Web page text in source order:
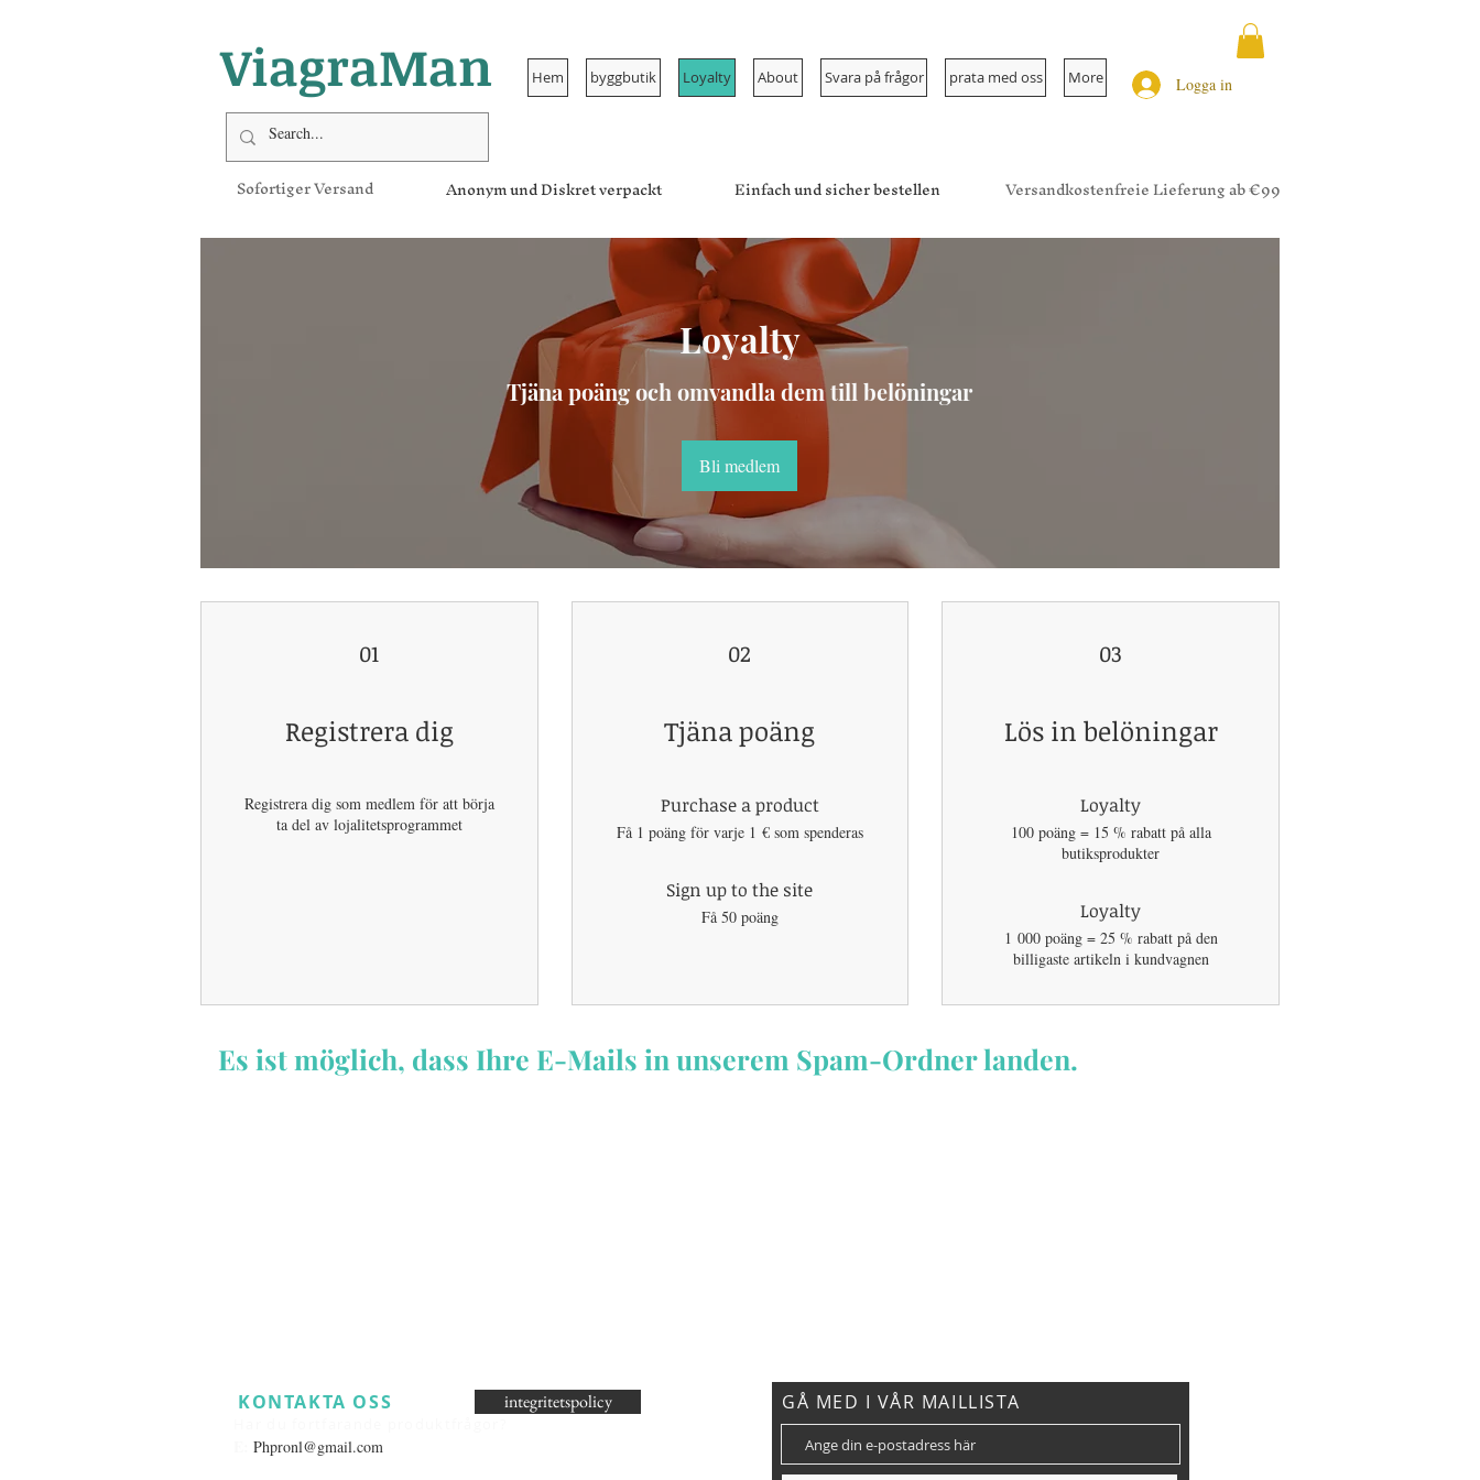
ViagraMan Hem byggbutik Loyalty About Svara på frågor prata med oss More Logga in
Sofortiger Versand Anonym und Diskret verpackt Einfach und sicher bestellen Versandkostenfreie Lieferung ab €99
Loyalty
Tjäna poäng och omvandla dem till belöningar
Bli medlem
01
Registrera dig
Registrera dig som medlem för att börja
ta del av lojalitetsprogrammet
02
Tjäna poäng
Purchase a product
Få 1 poäng för varje 1 € som spenderas
Sign up to the site
Få 50 poäng
03
Lös in belöningar
Loyalty
100 poäng = 15 % rabatt på alla
butiksprodukter
Loyalty
1 000 poäng = 25 % rabatt på den
billigaste artikeln i kundvagnen
Es ist möglich, dass Ihre E-Mails in unserem Spam-Ordner landen.
KONTAKTA OSS
Phpronl@gmail.com
GÅ MED I VÅR MAILLISTA
integritetspolicy